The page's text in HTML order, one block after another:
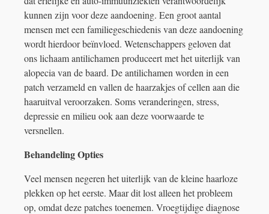
kunnen zijn voor deze aandoening. Een groot aantal
mensen met een familiegeschiedenis van deze aandoening
wordt hierdoor beïnvloed. Wetenschappers geloven dat
ons lichaam antilichamen produceert met het uiterlijk van
alopecia van de baard. De antilichamen worden in een
patch verzameld en vallen de haarzakjes of cellen aan die
haaruitval veroorzaken. Soms veranderingen, stress,
depressie en milieu ook aan deze voorwaarde te
versnellen.
Behandeling Opties
Veel mensen negeren het uiterlijk van de kleine haarloze
plekken op het eerste. Maar dit lost alleen het probleem
op, omdat deze patches toenemen. Vroegtijdige diagnose